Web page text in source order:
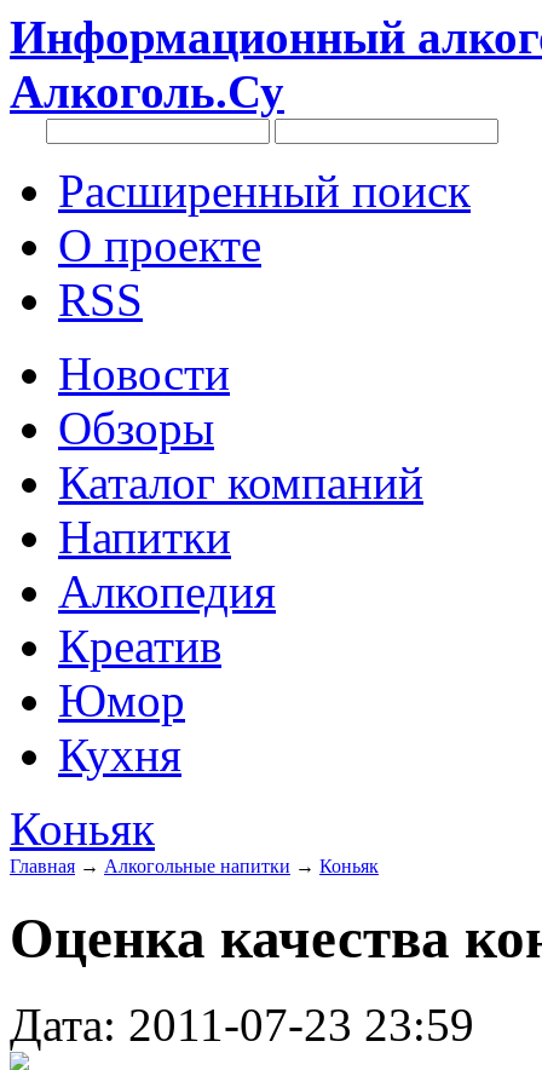
Информационный
Алкоголь.Су
Расширенный поиск
О проекте
RSS
Новости
Обзоры
Каталог компаний
Напитки
Алкопедия
Креатив
Юмор
Кухня
Коньяк
Главная → Алкогольные напитки → Коньяк
Оценка качества
Дата: 2011-07-23 23:59